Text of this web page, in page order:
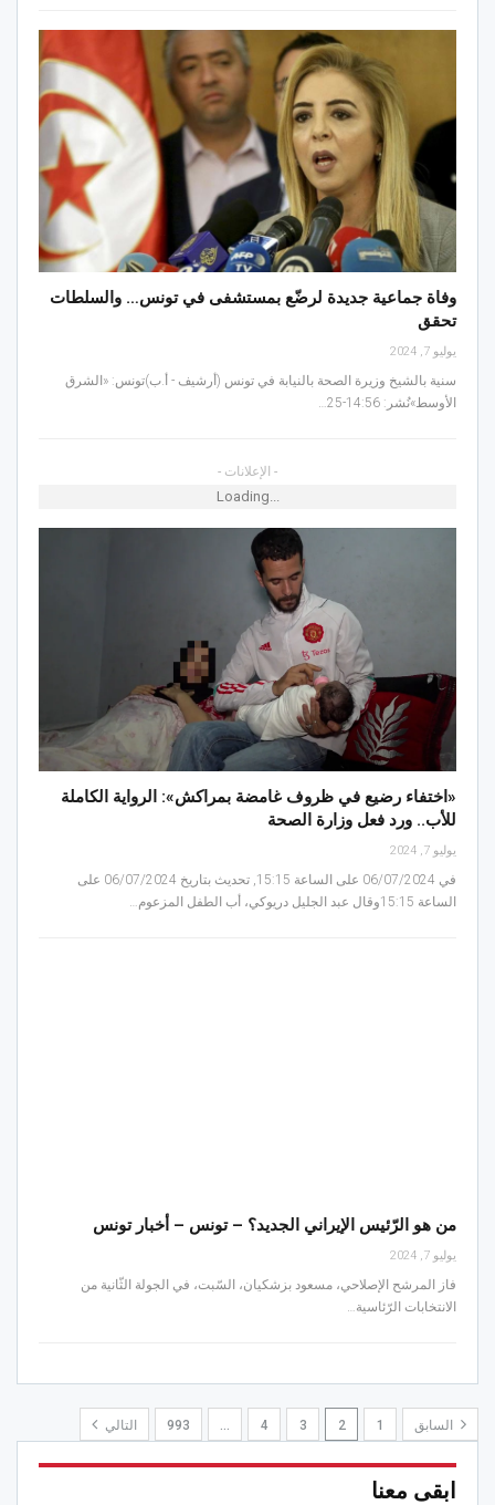
وفاة جماعية جديدة لرضّع بمستشفى في تونس… والسلطات
تحقق
يوليو 7, 2024
سنية بالشيخ وزيرة الصحة بالنيابة في تونس (أرشيف - أ.ب)تونس: «الشرق
الأوسط»نُشر: 14:56-25…
- الإعلانات -
Loading...
«اختفاء رضيع في ظروف غامضة بمراكش»: الرواية الكاملة
للأب.. ورد فعل وزارة الصحة
يوليو 7, 2024
في 06/07/2024 على الساعة 15:15, تحديث بتاريخ 06/07/2024 على
الساعة 15:15وقال عبد الجليل دريوكي، أب الطفل المزعوم…
من هو الرّئيس الإيراني الجديد؟ – تونس – أخبار تونس
يوليو 7, 2024
فاز المرشح الإصلاحي، مسعود بزشكيان، السّبت، في الجولة الثّانية من
الانتخابات الرّئاسية…
السابق 1
2
3
4
993 التالي
ابقى معنا